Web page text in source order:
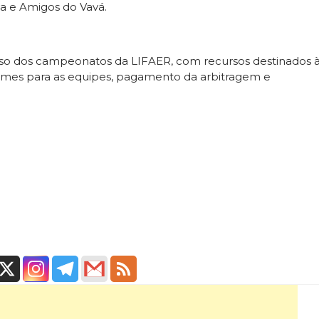
e Amigos do Vavá.
dos campeonatos da LIFAER, com recursos destinados
para as equipes, pagamento da arbitragem e